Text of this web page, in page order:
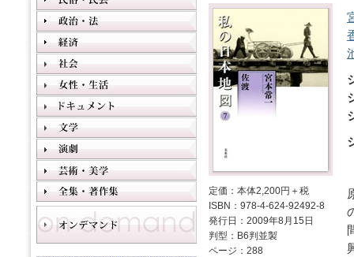
定価：本体2,200円＋税
ISBN：978-4-624-92492-8
発行日：2009年8月15日
判型：B6判並製
ページ：288